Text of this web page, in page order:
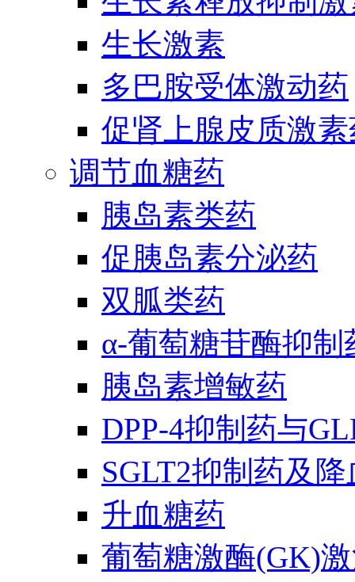
生长激素
多巴胺受体激动药
促肾上腺皮质激
调节血糖药
胰岛素类药
促胰岛素分泌药
双胍类药
α-葡萄糖苷酶抑制
胰岛素增敏药
DPP-4抑制药与
SGLT2抑制药及
升血糖药
葡萄糖激酶(GK)